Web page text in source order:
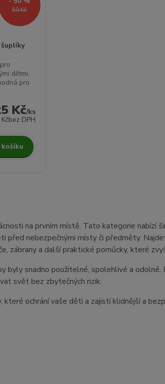
50 Kč
dětmi.
pro
Kč/ks
bez DPH
na prvním místě. Tato kategorie nabízí
před nebezpečnými místy či předměty.
zábrany a další praktické pomůcky, které
byly snadno použitelné, spolehlivé a
svět bez zbytečných rizik.
ochrání vaše děti a zajistí klidnější a